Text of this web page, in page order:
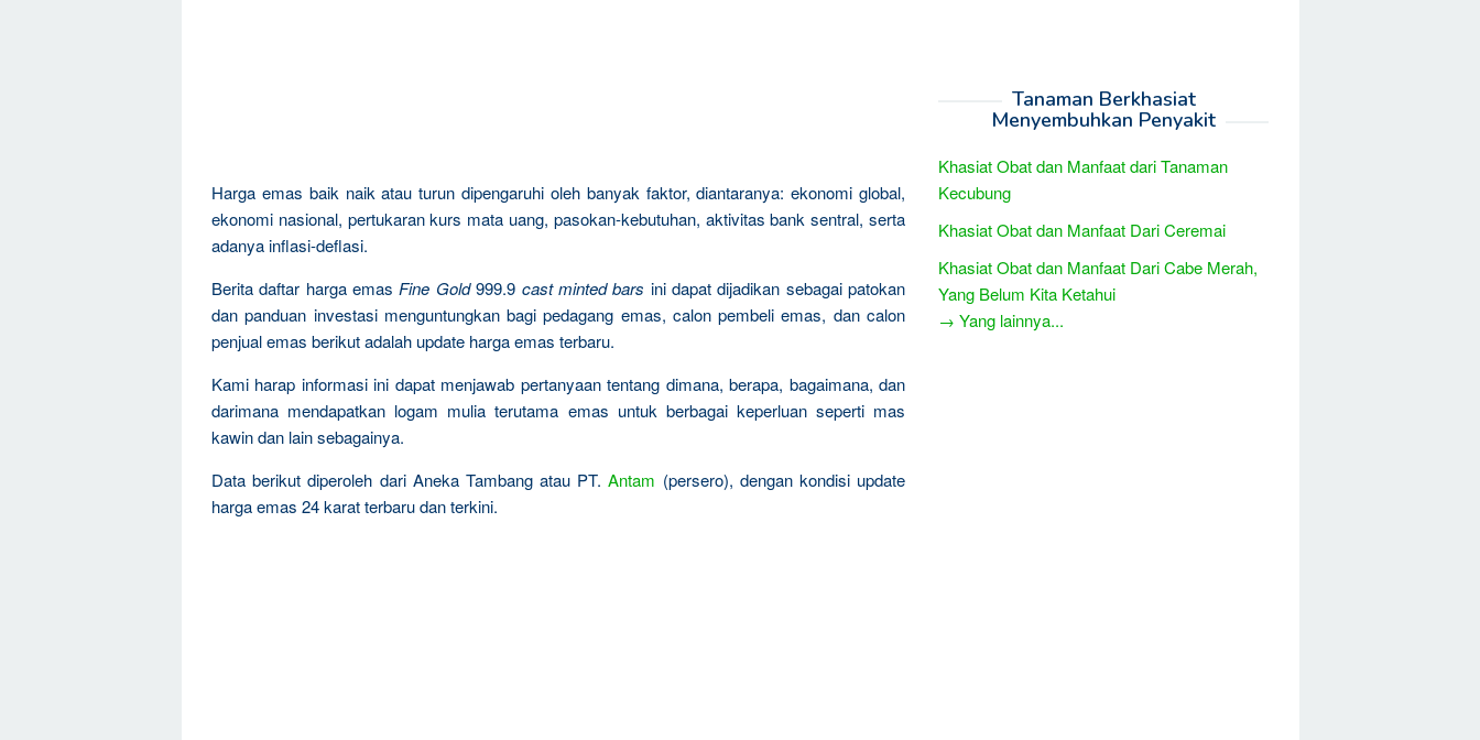
Harga emas baik naik atau turun dipengaruhi oleh banyak faktor, diantaranya: ekonomi global,
ekonomi nasional, pertukaran kurs mata uang, pasokan-kebutuhan, aktivitas bank sentral, serta
adanya inflasi-deflasi.
Berita daftar harga emas Fine Gold999.9 cast minted bars ini dapat dijadikan sebagai patokan
dan panduan investasi menguntungkan bagi pedagang emas, calon pembeli emas, dan calon
penjual emas berikut adalah update harga emas terbaru.
Kami harap informasi ini dapat menjawab pertanyaan tentang dimana, berapa, bagaimana, dan
darimana mendapatkan logam mulia terutama emas untuk berbagai keperluan seperti mas
kawin dan lain sebagainya.
Data berikut diperoleh dari Aneka Tambang atau PT.Antam (persero), dengan kondisi update
harga emas 24 karat terbaru dan terkini.
Tanaman Berkhasiat
Menyembuhkan Penyakit
Khasiat Obat dan Manfaat dari Tanaman
Kecubung
Khasiat Obat dan Manfaat Dari Ceremai
Khasiat Obat dan Manfaat Dari Cabe Merah,
Yang Belum Kita Ketahui
→ Yang lainnya...